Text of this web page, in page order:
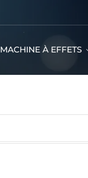
MACHINE À EFFETS